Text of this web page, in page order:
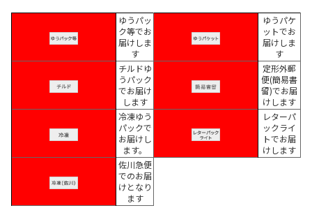
ゆうパッ
ク等でお
届けしま
す
ゆうパケ
ットでお
届けしま
す
チルドゆ
うパック
でお届け
します
定形外郵
便(簡易書
留)でお届
けします
冷凍ゆう
パックで
お届けし
ます。
レターパ
ックライ
トでお届
けします
佐川急便
でのお届
けとなり
ます